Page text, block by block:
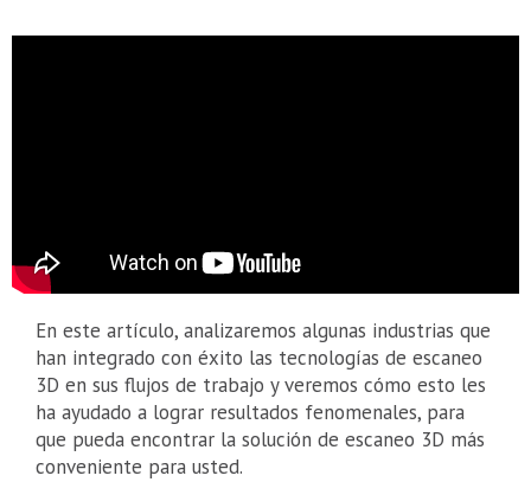
En este artículo, analizaremos algunas industrias que
han integrado con éxito las tecnologías de escaneo
3D en sus flujos de trabajo y veremos cómo esto les
ha ayudado a lograr resultados fenomenales, para
que pueda encontrar la solución de escaneo 3D más
conveniente para usted.